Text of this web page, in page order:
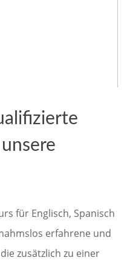
für Englisch, Spanisch
erfahrene und
zusätzlich zu einer